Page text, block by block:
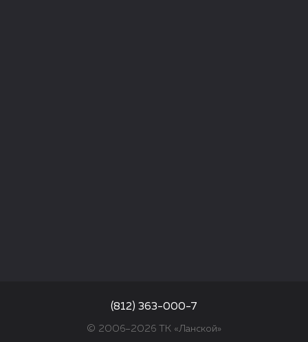
© 2006–2026 ТК «Ланской»
(812) 363-000-7